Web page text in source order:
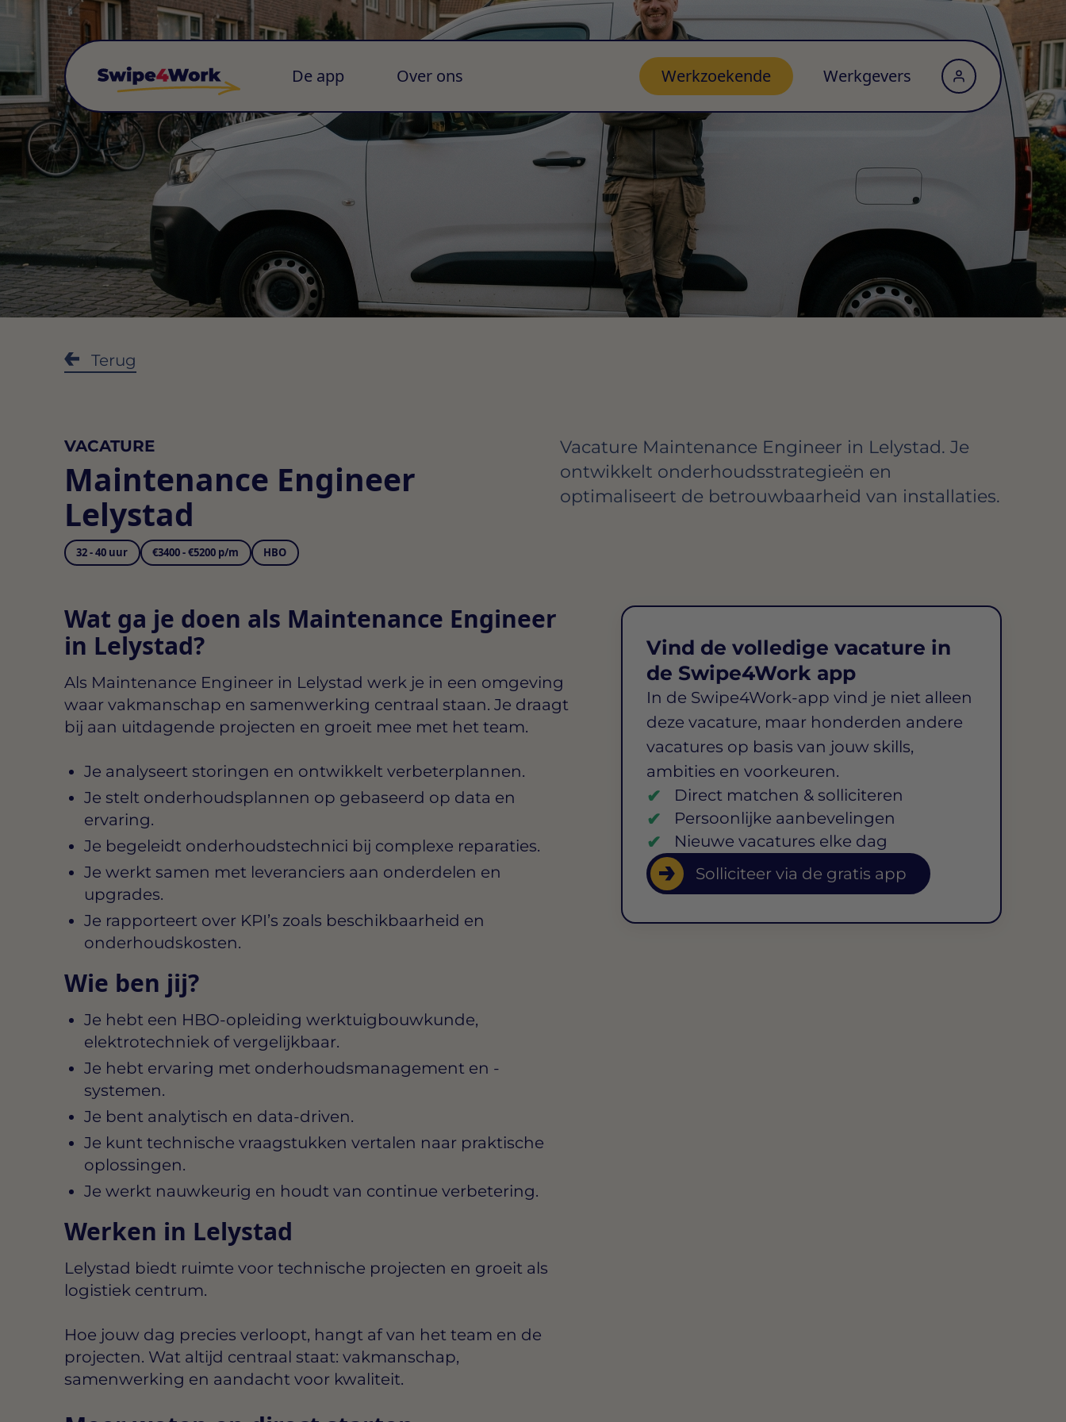
De app Over ons Werkzoekende Werkgevers
Terug
VACATURE
Maintenance Engineer
Lelystad
32 - 40 uur €3400 - €5200 p/m HBO
Vacature Maintenance Engineer in Lelystad. Je
ontwikkelt onderhoudsstrategieën en
optimaliseert de betrouwbaarheid van installaties.
Wat ga je doen als Maintenance Engineer
in Lelystad?
Als Maintenance Engineer in Lelystad werk je in een omgeving
waar vakmanschap en samenwerking centraal staan. Je draagt
bij aan uitdagende projecten en groeit mee met het team.
Je analyseert storingen en ontwikkelt verbeterplannen.
Je stelt onderhoudsplannen op gebaseerd op data en
ervaring.
Je begeleidt onderhoudstechnici bij complexe reparaties.
Je werkt samen met leveranciers aan onderdelen en
upgrades.
Je rapporteert over KPI’s zoals beschikbaarheid en
onderhoudskosten.
Wie ben jij?
Je hebt een HBO-opleiding werktuigbouwkunde,
elektrotechniek of vergelijkbaar.
Je hebt ervaring met onderhoudsmanagement en -
systemen.
Je bent analytisch en data-driven.
Je kunt technische vraagstukken vertalen naar praktische
oplossingen.
Je werkt nauwkeurig en houdt van continue verbetering.
Werken in Lelystad
Lelystad biedt ruimte voor technische projecten en groeit als
logistiek centrum.
Hoe jouw dag precies verloopt, hangt af van het team en de
projecten. Wat altijd centraal staat: vakmanschap,
samenwerking en aandacht voor kwaliteit.
Vind de volledige vacature in
de Swipe4Work app
In de Swipe4Work-app vind je niet alleen
deze vacature, maar honderden andere
vacatures op basis van jouw skills,
ambities en voorkeuren.
Direct matchen & solliciteren
Persoonlijke aanbevelingen
Nieuwe vacatures elke dag
Solliciteer via de gratis app